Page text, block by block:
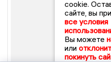
cookie.
сайте, вы
все условия
Вы можете
или
покинуть